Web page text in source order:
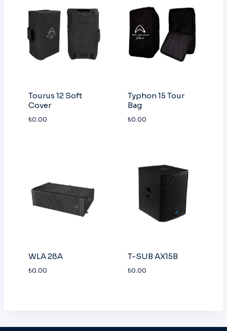
Tourus 12 Soft
Cover
₺0.00
Typhon 15 Tour
Bag
₺0.00
WLA 28A
₺0.00
T-SUB AX15B
₺0.00